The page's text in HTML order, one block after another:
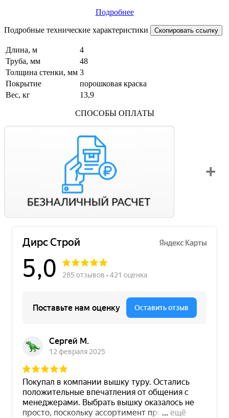
Подробнее
Подробные технические характеристики Скопировать ссылку
Длина, м
4
Труба, мм
48
Толщина стенки, мм 3
Покрытие
порошковая краска
Вес, кг
13,9
СПОСОБЫ ОПЛАТЫ
с НДС. Для этого попросите менеджера выставить вам
счет на оплату.